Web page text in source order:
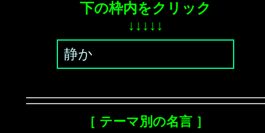
下の枠内をクリック
↓↓↓↓↓
静か
［ テーマ別の名言 ］